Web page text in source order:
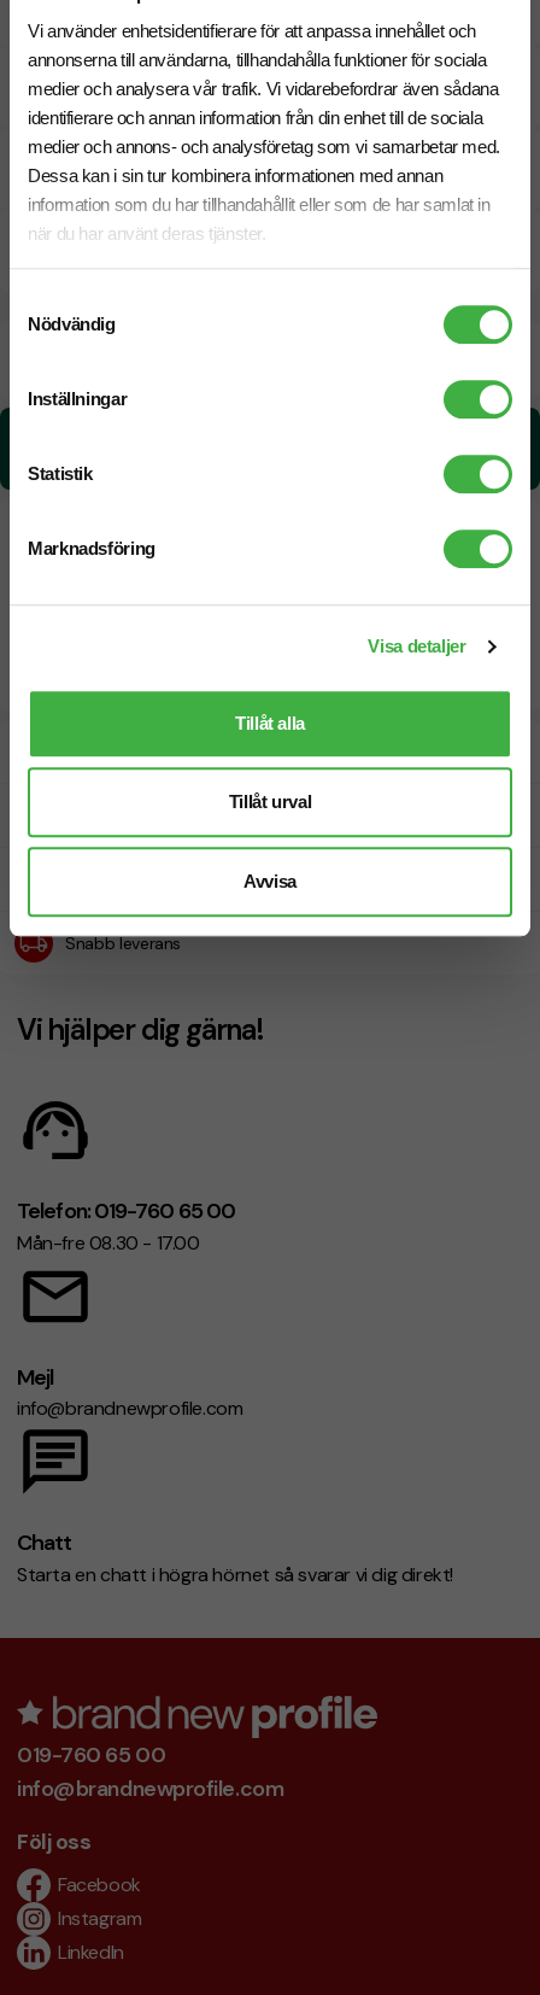
Vi använder enhetsidentifierare för att anpassa innehållet och
annonserna till användarna, tillhandahålla funktioner för sociala
medier och analysera vår trafik. Vi vidarebefordrar även sådana
identifierare och annan information från din enhet till de sociala
medier och annons- och analysföretag som vi samarbetar med.
Dessa kan i sin tur kombinera informationen med annan
information som du har tillhandahållit eller som de har samlat in
när du har använt deras tjänster.
Nödvändig
Inställningar
Statistik
Marknadsföring
Visa detaljer
Tillåt alla
Tillåt urval
Avvisa
Tryckmetoder
Pristabell
6 arbetsdagar
Designskiss inom 1 h
Snabb leverans
Vi hjälper dig gärna!
Telefon: 019-760 65 00
Mån-fre 08.30 - 17.00
Mejl
info@brandnewprofile.com
Chatt
Starta en chatt i högra hörnet så svarar vi dig direkt!
019-760 65 00
info@brandnewprofile.com
Följ oss
Facebook
Instagram
LinkedIn